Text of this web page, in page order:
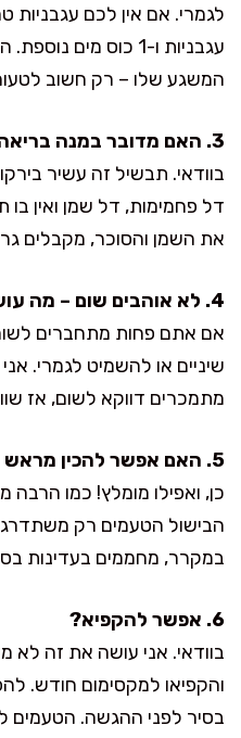
עגבניות ו-1 כוס
המשגע שלו – רק חשוב
3. האם מדובר במנה בריאה?
בוודאי. תבשיל זה עשיר
דל פחמימות, דל שמן ואין בו
את השמן והסוכר, מקבלים
4. לא אוהבים שום – מה עושים?
שיניים או להשמיט לגמרי.
מתמכרים דווקא לשום, אז
5. האם אפשר להכין מראש ולחמם?
כן, ואפילו מומלץ! כמו הרבה
הבישול הטעמים רק
במקרר, מחממים בעדינות
6. אפשר להקפיא?
בוודאי. אני עושה את זה לא
והקפיאו למקסימום חודש.
בסיר לפני ההגשה. הטעמים